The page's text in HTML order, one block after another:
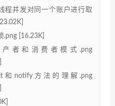
程并发对同一个账户进行取
.png [16.23K]
产者和消费者模式.png
和notify方法的理解.png